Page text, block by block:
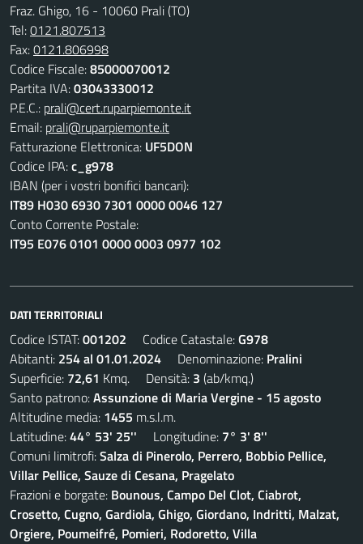
Fraz. Ghigo, 16 - 10060 Prali (TO)
Tel:0121.807513
Fax:0121.806998
Codice Fiscale:85000070012
Partita IVA:03043330012
P.E.C.: prali@cert.ruparpiemonte.it
Email: prali@ruparpiemonte.it
Fatturazione Elettronica: UF5DON
Codice IPA:c_g978
IBAN (per i vostri bonifici bancari):
IT89 H030 6930 7301 0000 0046 127
Conto Corrente Postale:
IT95 E076 0101 0000 0003 0977 102
DATI TERRITORIALI
Codice ISTAT:001202 Codice Catastale:G978
Abitanti: 254 al 01.01.2024 Denominazione: Pralini
Superficie: 72,61 Kmq. Densità: 3 (ab/kmq.)
Santo patrono:Assunzione di Maria Vergine - 15 agosto
Altitudine media: 1455 m.s.l.m.
Latitudine:44° 53' 25'' Longitudine: 7° 3' 8''
Comuni limitrofi:Salza di Pinerolo, Perrero, Bobbio Pellice,
Villar Pellice, Sauze di Cesana, Pragelato
Frazioni e borgate: Bounous, Campo Del Clot, Ciabrot,
Crosetto, Cugno, Gardiola, Ghigo, Giordano, Indritti, Malzat,
Orgiere, Poumeifré, Pomieri, Rodoretto, Villa